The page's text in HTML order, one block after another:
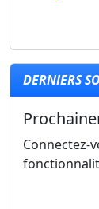
DERNIERS
Connectez-